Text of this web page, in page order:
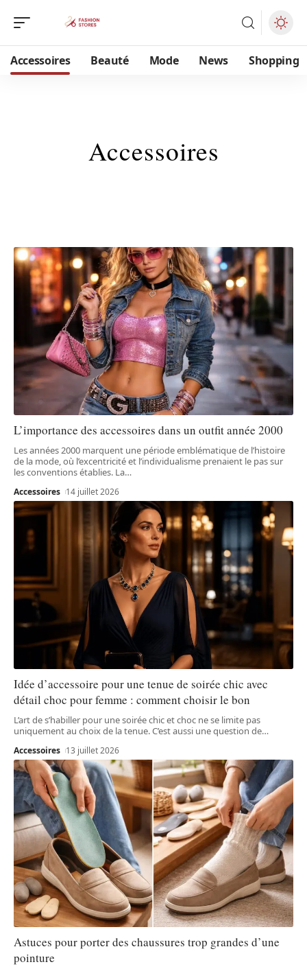
Accessoires Beauté Mode News Shopping
Accessoires
L’importance des accessoires dans un outfit année 2000
Les années 2000 marquent une période emblématique de l’histoire
de la mode, où l’excentricité et l’individualisme prenaient le pas sur
les conventions établies. La…
Accessoires 14 juillet 2026
Idée d’accessoire pour une tenue de soirée chic avec
détail choc pour femme : comment choisir le bon
L’art de s’habiller pour une soirée chic et choc ne se limite pas
uniquement au choix de la tenue. C’est aussi une question de…
Accessoires 13 juillet 2026
Astuces pour porter des chaussures trop grandes d’une
pointure